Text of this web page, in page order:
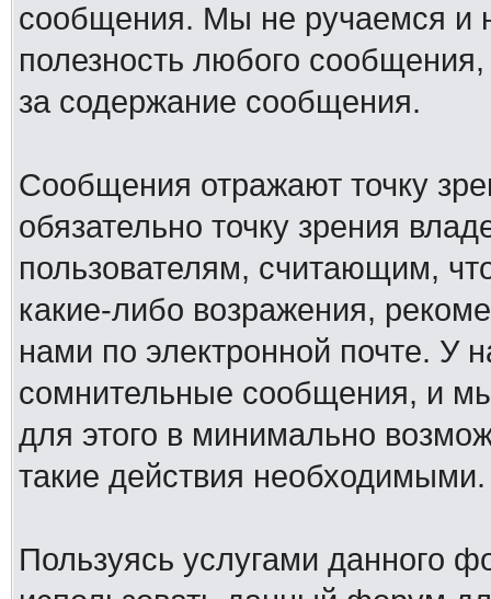
сообщения. Мы не ручаемся и
полезность любого
за содержание сообщения.
Сообщения отражают точку
обязательно точку зрения
пользователям, считающим,
какие-либо возражения,
нами по электронной почте. У
сомнительные сообщения, и
для этого в минимально
такие действия необходимыми.
Пользуясь услугами данного